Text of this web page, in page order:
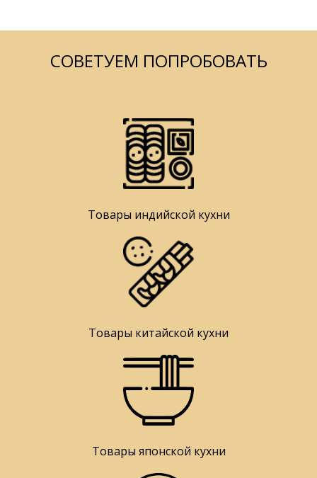
СОВЕТУЕМ ПОПРОБОВАТЬ
Товары индийской кухни
Товары китайской кухни
Товары японской кухни